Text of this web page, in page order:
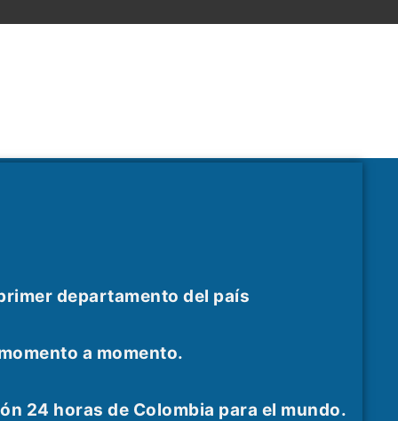
departamento del país
a momento.
24 horas de Colombia para el mundo.